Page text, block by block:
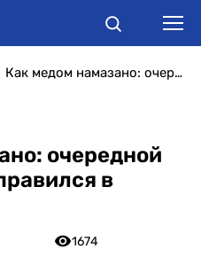
Как медом намазано: очередной игрок Динамо отправился в Венгрию
очередной
в
1674